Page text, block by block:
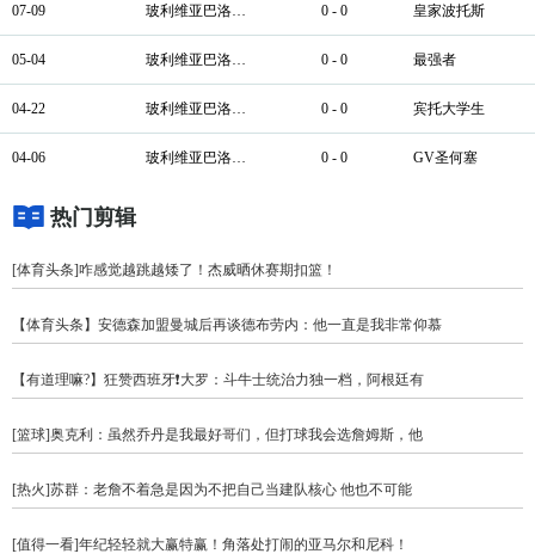
07-09 0 - 0 皇家波托斯
05-04 0 - 0 最强者
04-22 0 - 0 宾托大学生
04-06 0 - 0 GV圣何塞
热门剪辑
[体育头条]咋感觉越跳越矮了！杰威晒休赛期扣篮！
【体育头条】安德森加盟曼城后再谈德布劳内：他一直是我非常仰慕
【有道理嘛?】狂赞西班牙❗大罗：斗牛士统治力独一档，阿根廷有
[篮球]奥克利：虽然乔丹是我最好哥们，但打球我会选詹姆斯，他
[热火]苏群：老詹不着急是因为不把自己当建队核心 他也不可能
[值得一看]年纪轻轻就大赢特赢！角落处打闹的亚马尔和尼科！